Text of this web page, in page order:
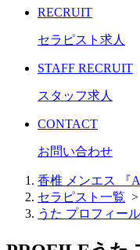
RECRUIT
セラピスト求人
STAFF RECRUIT
スタッフ求人
CONTACT
お問い合わせ
香椎 メンエス 『
セラピスト一覧 >
うた プロフィール